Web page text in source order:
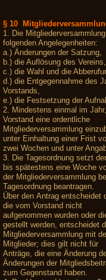
§ 10
1. Die
folgenden Angelegenheiten:
a.) Änderungen der Satzung,
b.) die Auflösung des Vereins,
c.) die Wahl und die
d.) die Entgegennahme des
Vorstands,
e.) die Festsetzung der
2. Mindestens einmal im
Vorstand eine ordentliche
Mitgliederversammlung
unter Einhaltung einer Frist
zwei Wochen und unter
3. Die Tagesordnung setzt
bis spätestens eine Woche
der Mitgliederversammlung
Tagesordnung beantragen.
Über den Antrag entscheidet
die vom Vorstand nicht
aufgenommen wurden oder
gestellt werden, entscheidet
Mitgliederversammlung mit
Mitglieder; dies gilt nicht für
Anträge, die eine Änderung
Änderungen der
zum Gegenstand haben.